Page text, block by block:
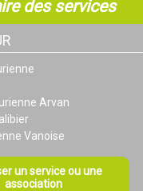
des services
Arvan
Vanoise
un service ou une
association